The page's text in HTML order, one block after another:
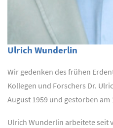
Ulrich Wunderlin
Wir gedenken des frühen
Kollegen und Forschers Dr.
August 1959 und gestorben am
Ulrich Wunderlin arbeitete seit